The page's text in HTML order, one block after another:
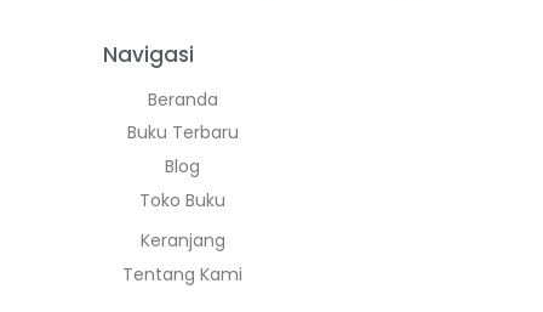
Navigasi
Beranda
Buku Terbaru
Blog
Toko Buku
Keranjang
Tentang Kami